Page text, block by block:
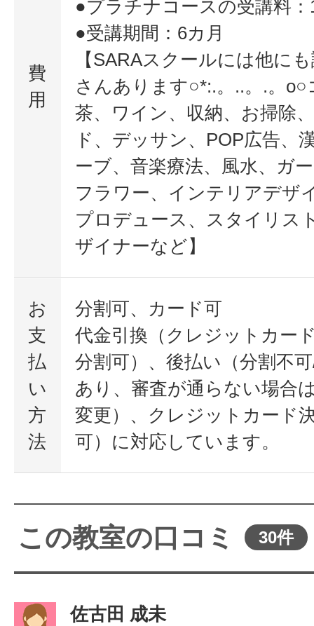
費
用
●プラチナコースの受講料：
●受講期間：6カ月
【SARAスクールには他に
さんあります○*:.。..。.。o○
茶、ワイン、収納、お掃除
ド、デッサン、POP広告、
ーブ、音楽療法、風水、ガ
フラワー、インテリアデザ
プロデュース、スタイリス
ザイナーなど】
お
支
払
い
方
法
分割可、カード可
代金引換（クレジットカー
分割可）、後払い（分割不
あり、審査が通らない場合
変更）、クレジットカード
可）に対応しています。
この教室の口コミ 30件
佐古田 成未